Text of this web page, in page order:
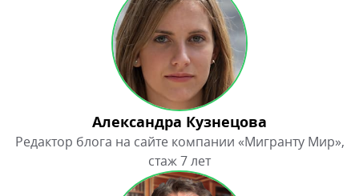
Александра Кузнецова
Редактор блога на сайте компании «Мигранту Мир»,
стаж 7 лет